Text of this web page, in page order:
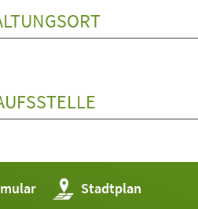
Stadtplan
(Öffnet
in